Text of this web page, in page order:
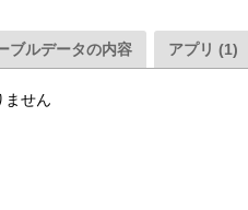
ブルデータの内容 アプリ (1)
ません